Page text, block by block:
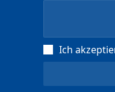
Ich